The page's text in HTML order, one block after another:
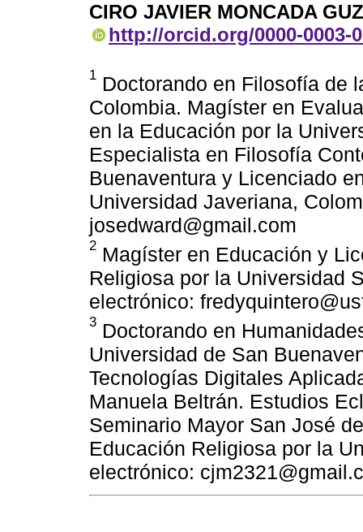
CIRO JAVIER MONCADA
http://orcid.org/0000-0003-
1 Doctorando en Filosofía de
Colombia. Magíster en
en la Educación por la
Especialista en Filosofía
Buenaventura y Licenciado
Universidad Javeriana,
josedward@gmail.com
2 Magíster en Educación y
Religiosa por la Universidad
electrónico:
3 Doctorando en
Universidad de San
Tecnologías Digitales
Manuela Beltrán. Estudios
Seminario Mayor San José
Educación Religiosa por la
electrónico: